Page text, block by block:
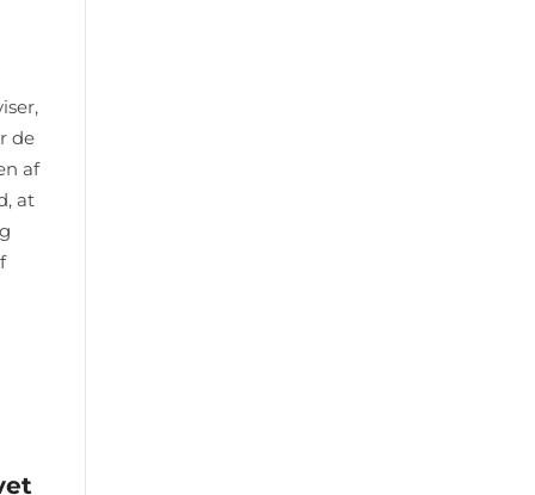
de
af
at